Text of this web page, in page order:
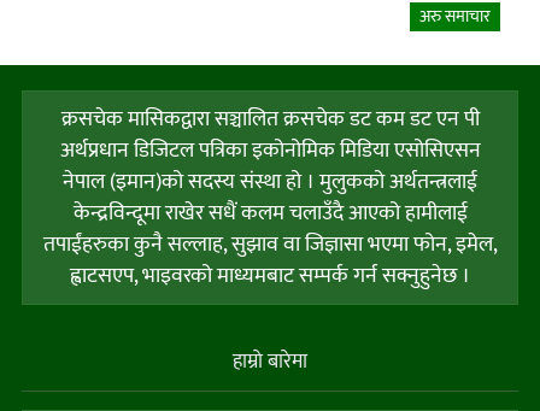
अरु समाचार
क्रसचेक मासिकद्वारा सञ्चालित क्रसचेक डट कम डट एन पी
अर्थप्रधान डिजिटल पत्रिका इकोनोमिक मिडिया एसोसिएसन
नेपाल (इमान)को सदस्य संस्था हो । मुलुकको अर्थतन्त्रलाई
केन्द्रविन्दूमा राखेर सधैं कलम चलाउँदै आएको हामीलाई
तपाईंहरुका कुनै सल्लाह, सुझाव वा जिज्ञासा भएमा फोन, इमेल,
ह्वाटसएप, भाइवरको माध्यमबाट सम्पर्क गर्न सक्नुहुनेछ ।
हाम्राे बारेमा